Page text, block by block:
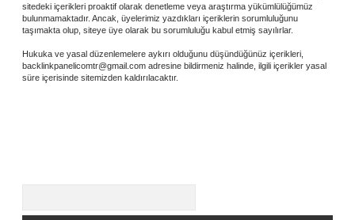
sitedeki içerikleri proaktif olarak denetleme veya araştırma yükümlülüğümüz
bulunmamaktadır. Ancak, üyelerimiz yazdıkları içeriklerin sorumluluğunu
taşımakta olup, siteye üye olarak bu sorumluluğu kabul etmiş sayılırlar.
Hukuka ve yasal düzenlemelere aykırı olduğunu düşündüğünüz içerikleri,
backlinkpanelicomtr@gmail.com adresine bildirmeniz halinde, ilgili içerikler yasal
süre içerisinde sitemizden kaldırılacaktır.